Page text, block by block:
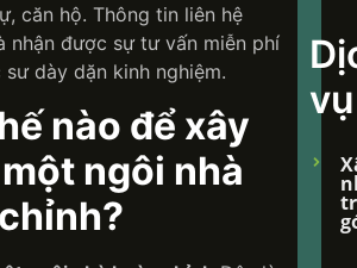
căn hộ. Thông tin liên hệ
nhận được sự tư vấn miễn phí
dày dặn kinh nghiệm.
nào để xây
ngôi nhà
vụ